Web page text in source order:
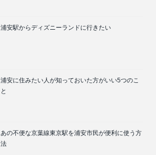
浦安駅からディズニーランドに行きたい
浦安に住みたい人が知っておいた方がいい5つのこ
と
あの不便な京葉線東京駅を浦安市民が便利に使う方
法